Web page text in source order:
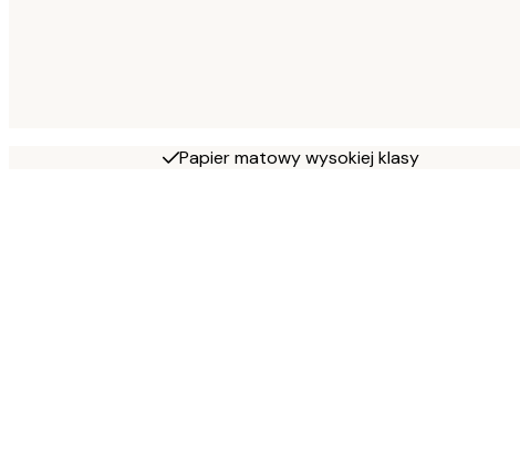
Papier matowy wysokiej klasy